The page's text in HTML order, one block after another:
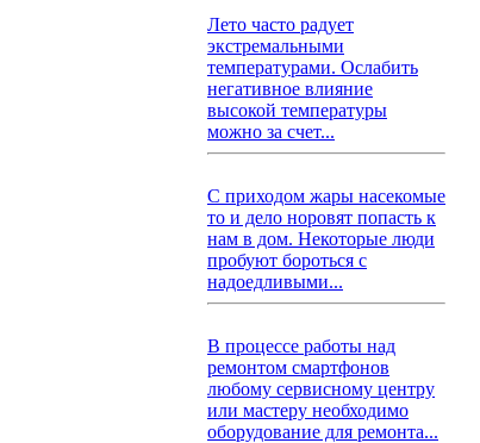
Лето часто радует
экстремальными
температурами. Ослабить
негативное влияние
высокой температуры
можно за счет...
С приходом жары насекомые
то и дело норовят попасть к
нам в дом. Некоторые люди
пробуют бороться с
надоедливыми...
В процессе работы над
ремонтом смартфонов
любому сервисному центру
или мастеру необходимо
оборудование для ремонта...